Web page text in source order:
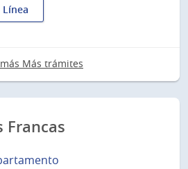
Más trámites
Francas